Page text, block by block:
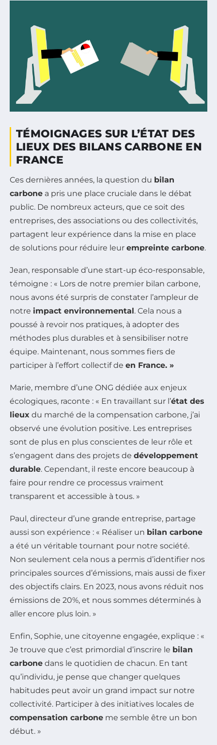
TÉMOIGNAGES SUR L’ÉTAT DES
LIEUX DES BILANS CARBONE EN
FRANCE
Ces dernières années, la question du bilan
carbone a pris une place cruciale dans le débat
public. De nombreux acteurs, que ce soit des
entreprises, des associations ou des collectivités,
partagent leur expérience dans la mise en place
de solutions pour réduire leur empreinte carbone.
Jean, responsable d’une start-up éco-responsable,
témoigne : « Lors de notre premier bilan carbone,
nous avons été surpris de constater l’ampleur de
notre impact environnemental . Cela nous a
poussé à revoir nos pratiques, à adopter des
méthodes plus durables et à sensibiliser notre
équipe. Maintenant, nous sommes fiers de
participer à l’effort collectif de en France. »
Marie, membre d’une ONG dédiée aux enjeux
écologiques, raconte : « En travaillant sur l’état des
lieux du marché de la compensation carbone, j’ai
observé une évolution positive. Les entreprises
sont de plus en plus conscientes de leur rôle et
s’engagent dans des projets de développement
durable. Cependant, il reste encore beaucoup à
faire pour rendre ce processus vraiment
transparent et accessible à tous. »
Paul, directeur d’une grande entreprise, partage
aussi son expérience : « Réaliser un bilan carbone
a été un véritable tournant pour notre société.
Non seulement cela nous a permis d’identifier nos
principales sources d’émissions, mais aussi de fixer
des objectifs clairs. En 2023, nous avons réduit nos
émissions de 20%, et nous sommes déterminés à
aller encore plus loin. »
Enfin, Sophie, une citoyenne engagée, explique : «
Je trouve que c’est primordial d’inscrire le bilan
carbone dans le quotidien de chacun. En tant
qu’individu, je pense que changer quelques
habitudes peut avoir un grand impact sur notre
collectivité. Participer à des initiatives locales de
compensation carbone me semble être un bon
début. »